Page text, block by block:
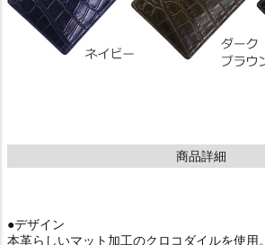
商品詳細
●デザイン
本革らしいマット加工のクロコダイルを使用。